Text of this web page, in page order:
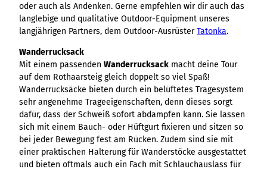
oder auch als Andenken. Gerne empfehlen wir dir auch das
langlebige und qualitative Outdoor-Equipment unseres
langjährigen Partners, dem Outdoor-AusrüsterTatonka.
Wanderrucksack
Mit einem passenden Wanderrucksack macht deine Tour
auf dem Rothaarsteig gleich doppelt so viel Spaß!
Wanderrucksäcke bieten durch ein belüftetes Tragesystem
sehr angenehme Trageeigenschaften, denn dieses sorgt
dafür, dass der Schweiß sofort abdampfen kann. Sie lassen
sich mit einem Bauch- oder Hüftgurt fixieren und sitzen so
bei jeder Bewegung fest am Rücken. Zudem sind sie mit
einer praktischen Halterung für Wanderstöcke ausgestattet
und bieten oftmals auch ein Fach mit Schlauchauslass für